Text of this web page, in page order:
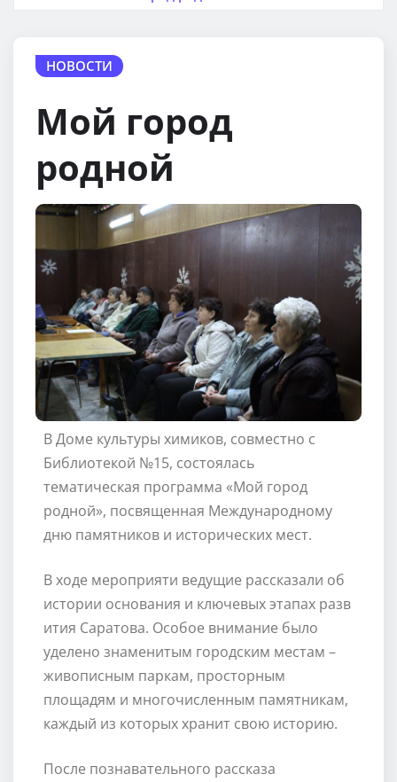
НОВОСТИ
Мой город
родной
В Доме культуры химиков, совместно с
Библиотекой №15, состоялась
тематическая программа «Мой город
родной», посвященная Международному
дню памятников и исторических мест.
В ходе мероприяти ведущие рассказали об
истории основания и ключевых этапах разв
ития Саратова. Особое внимание было
уделено знаменитым городским местам –
живописным паркам, просторным
площадям и многочисленным памятникам,
каждый из которых хранит свою историю.
После познавательного рассказа